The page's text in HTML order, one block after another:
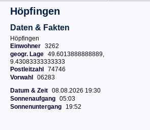
Höpfingen
Daten & Fakten
Höpfingen
Einwohner 3262
geogr. Lage 49.6013888888889,
9.43083333333333
Postleitzahl
74746
Vorwahl
06283
Datum & Zeit 08.08.2026 19:30
Sonnenaufgang 05:03
Sonnenuntergang
19:52